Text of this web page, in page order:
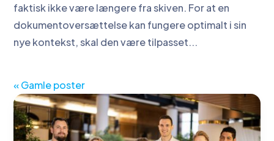
faktisk ikke være længere fra skiven. For at en
dokumentoversættelse kan fungere optimalt i sin
nye kontekst, skal den være tilpasset...
« Gamle poster